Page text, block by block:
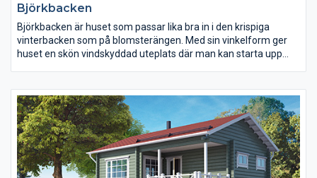
Björkbacken
Björkbacken är huset som passar lika bra in i den krispiga
vinterbacken som på blomsterängen. Med sin vinkelform ger
huset en skön vindskyddad uteplats där man kan starta upp